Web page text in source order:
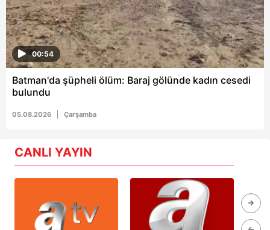
00:54
Batman'da şüpheli ölüm: Baraj gölünde kadın cesedi
bulundu
05.08.2026 Çarşamba
CANLI YAYIN